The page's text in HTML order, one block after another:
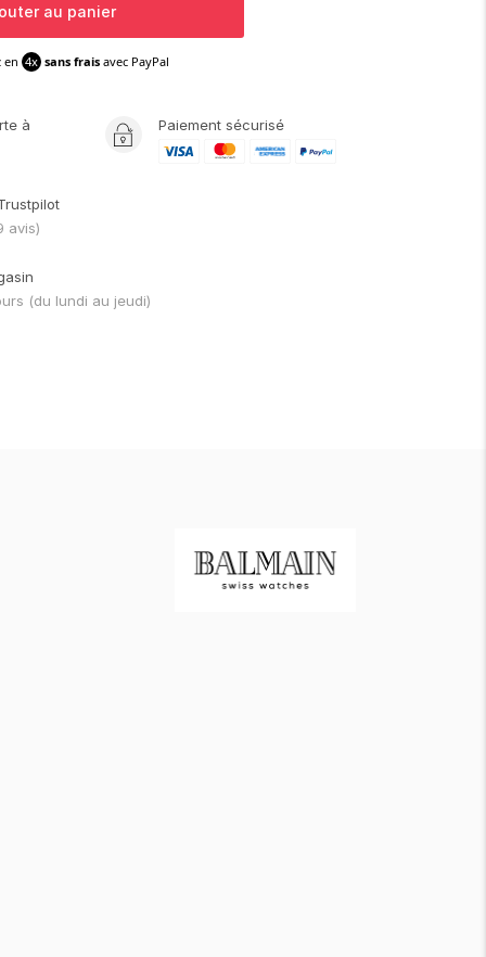
au panier
en 4x sans frais avec PayPal
à Paiement sécurisé
avis)
(du lundi au jeudi)